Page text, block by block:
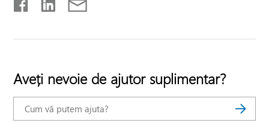
Aveți nevoie de ajutor suplimentar?